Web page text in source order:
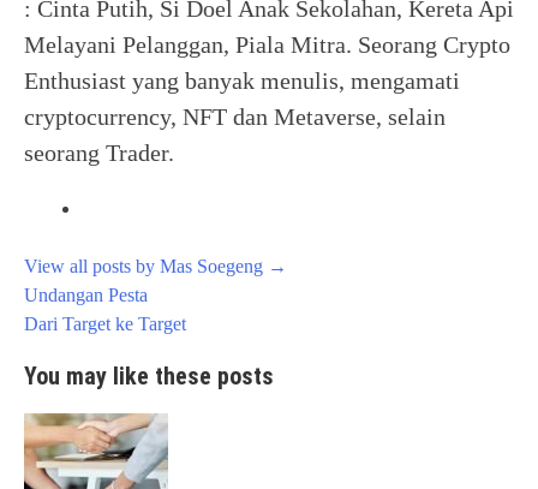
: Cinta Putih, Si Doel Anak Sekolahan, Kereta Api
Melayani Pelanggan, Piala Mitra. Seorang Crypto
Enthusiast yang banyak menulis, mengamati
cryptocurrency, NFT dan Metaverse, selain
seorang Trader.
View all posts by Mas Soegeng →
Post
navigation
Undangan Pesta
Dari Target ke Target
You may like these posts